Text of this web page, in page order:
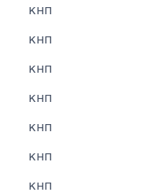
КНП
КНП
КНП
КНП
КНП
КНП
КНП